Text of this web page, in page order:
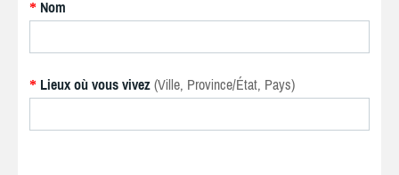
* Nom
* Lieux où vous vivez (Ville, Province/État, Pays)